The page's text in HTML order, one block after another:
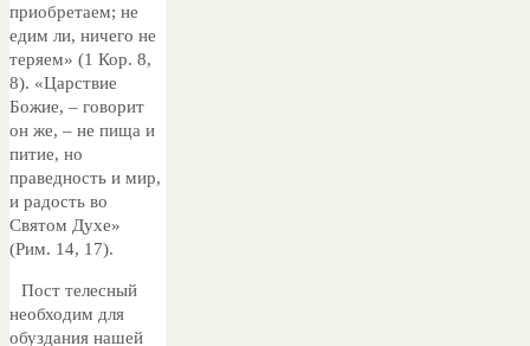
приобретаем; не
едим ли, ничего не
теряем» (1 Кор. 8,
8). «Царствие
Божие, – говорит
он же, – не пища и
питие, но
праведность и мир,
и радость во
Святом Духе»
(Рим. 14, 17).
Пост телесный
необходим для
обуздания нашей